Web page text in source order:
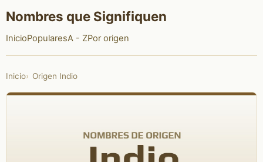
Nombres que Signifiquen
InicioPopularesA - ZPor origen
Inicio Origen Indio